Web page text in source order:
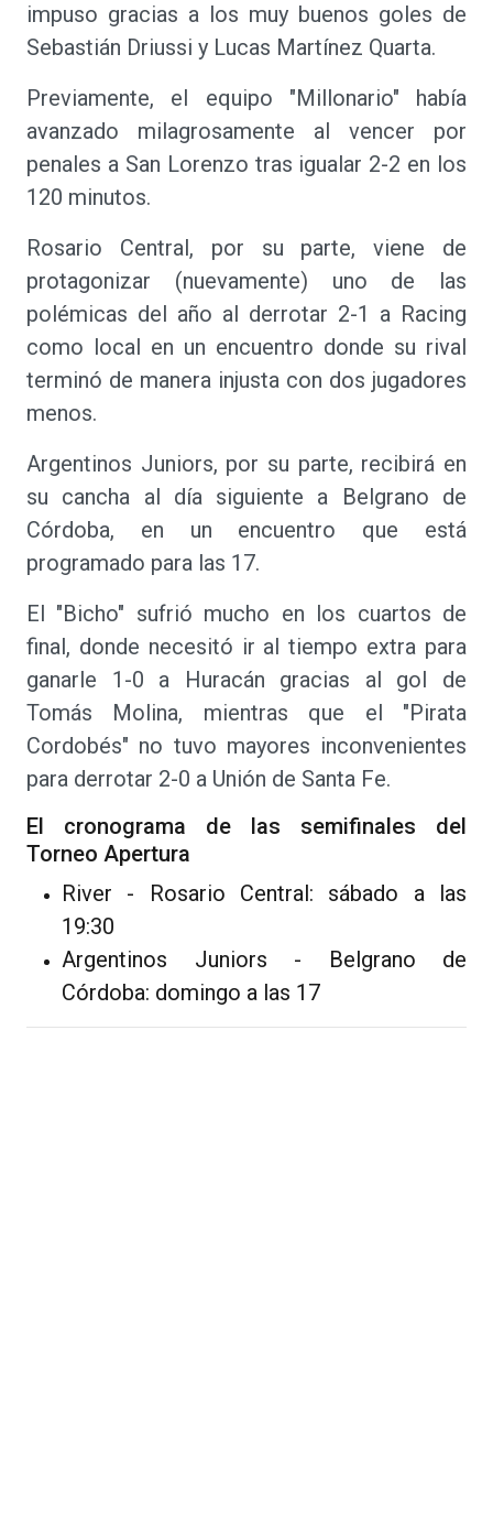
impuso gracias a los muy buenos goles de
Sebastián Driussi y Lucas Martínez Quarta.
Previamente, el equipo "Millonario" había
avanzado milagrosamente al vencer por
penales a San Lorenzo tras igualar 2-2 en los
120 minutos.
Rosario Central, por su parte, viene de
protagonizar (nuevamente) uno de las
polémicas del año al derrotar 2-1 a Racing
como local en un encuentro donde su rival
terminó de manera injusta con dos jugadores
menos.
Argentinos Juniors, por su parte, recibirá en
su cancha al día siguiente a Belgrano de
Córdoba, en un encuentro que está
programado para las 17.
El "Bicho" sufrió mucho en los cuartos de
final, donde necesitó ir al tiempo extra para
ganarle 1-0 a Huracán gracias al gol de
Tomás Molina, mientras que el "Pirata
Cordobés" no tuvo mayores inconvenientes
para derrotar 2-0 a Unión de Santa Fe.
El cronograma de las semifinales del
Torneo Apertura
River - Rosario Central: sábado a las
19:30
Argentinos Juniors - Belgrano de
Córdoba: domingo a las 17